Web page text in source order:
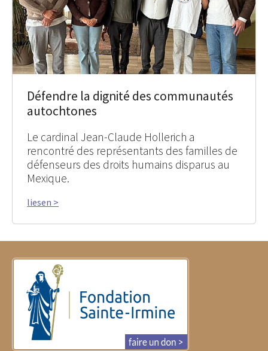
Défendre la dignité des communautés
autochtones
Le cardinal Jean-Claude Hollerich a
rencontré des représentants des familles de
défenseurs des droits humains disparus au
Mexique.
liesen >